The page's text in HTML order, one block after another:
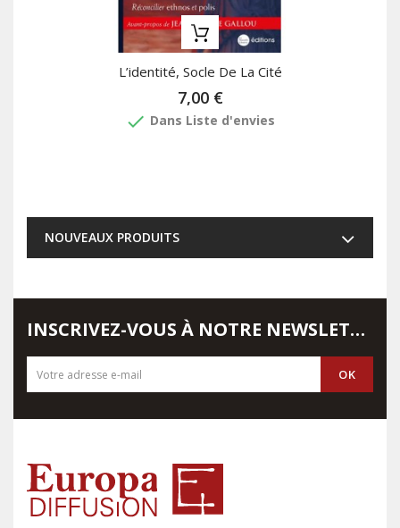
L’identité, Socle De La Cité
7,00 €
done Dans Liste d'envies
NOUVEAUX PRODUITS
INSCRIVEZ-VOUS À NOTRE NEWSLETTER